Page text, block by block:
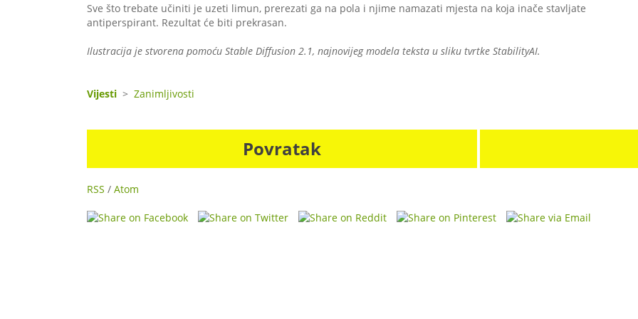
Sve što trebate učiniti je uzeti limun, prerezati ga na pola i njime namazati mjesta na koja inače stavljate
antiperspirant. Rezultat će biti prekrasan.⠀
Ilustracija je stvorena pomoću Stable Diffusion 2.1, najnovijeg modela teksta u sliku tvrtke StabilityAI.
Vijesti > Zanimljivosti
Povratak
RSS / Atom